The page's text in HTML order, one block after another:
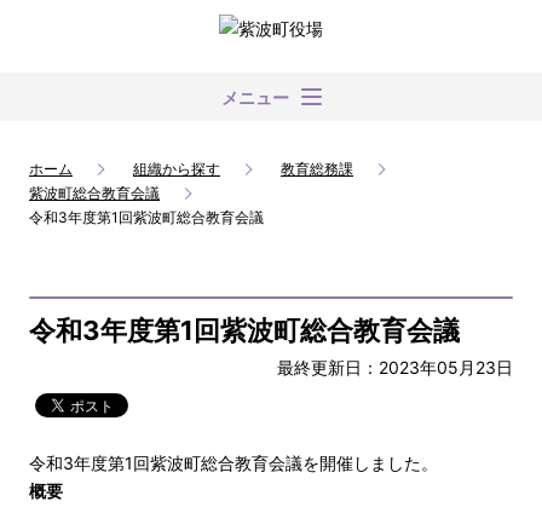
メニュー
ホーム 組織から探す
教育総務課
紫波町総合教育会議
令和3年度第1回紫波町総合教育会議
令和3年度第1回紫波町総合教育会議
最終更新日：2023年05月23日
令和3年度第1回紫波町総合教育会議を開催しました。
概要